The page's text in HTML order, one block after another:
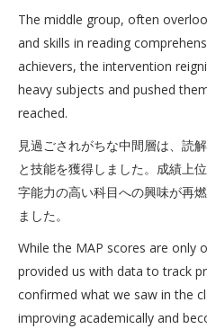
The middle group, often
and skills in reading
achievers, the intervention
heavy subjects and pushed
reached.
見過ごされがちな中間層は、読
と技能を獲得しました。成績上
字能力の高い科目への興味が再
ました。
While the MAP scores are only
provided us with data to track
confirmed what we saw in the
improving academically and